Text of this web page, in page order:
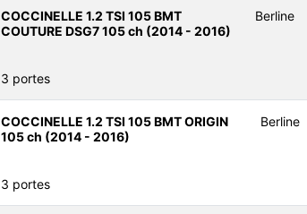
COCCINELLE 1.2 TSI 105 BMT
COUTURE DSG7 105 ch (2014 - 2016)
Berline
3 portes
COCCINELLE 1.2 TSI 105 BMT ORIGIN
105 ch (2014 - 2016)
Berline
3 portes